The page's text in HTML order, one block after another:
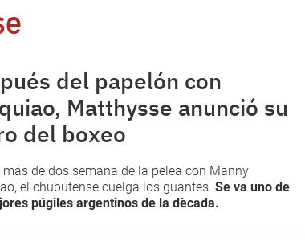
del papelón con
Matthysse anunció su
del boxeo
más de dos semana de la pelea con Manny
el chubutense cuelga los guantes. Se va uno de
púgiles argentinos de la dècada.